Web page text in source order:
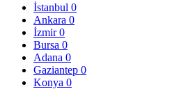
İstanbul 0
Ankara 0
İzmir0
Bursa 0
Adana 0
Gaziantep 0
Konya 0